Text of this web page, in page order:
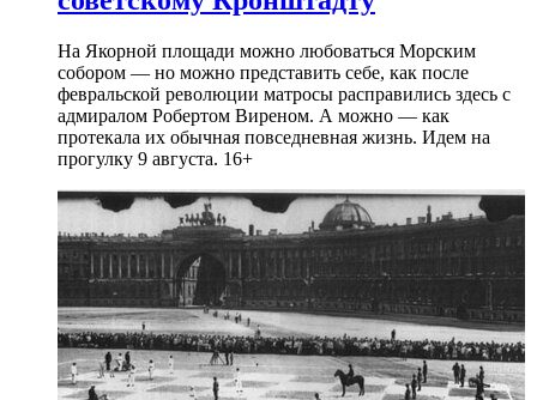
На Якорной площади можно любоваться Морским
собором — но можно представить себе, как после
февральской революции матросы расправились здесь с
адмиралом Робертом Виреном. А можно — как
протекала их обычная повседневная жизнь. Идем на
прогулку 9 августа. 16+